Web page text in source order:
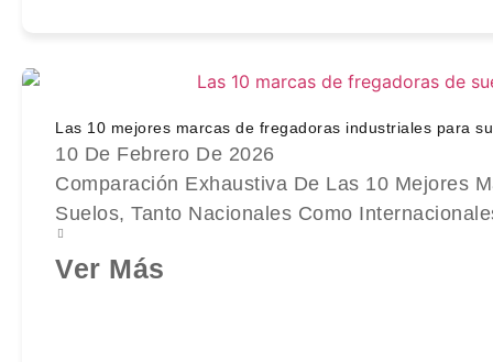
Las 10 mejores marcas de fregadoras industriales para
10 De Febrero De 2026
Comparación Exhaustiva De Las 10 Mejores
Suelos, Tanto Nacionales Como
Ver Más